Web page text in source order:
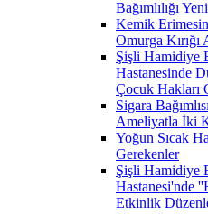
Bağımlılığı
Kemik
Omurga Kırığı
Şişli Hamidiye
Hastanesinde
Çocuk Hakları
Sigara
Ameliyatla İki
Yoğun Sıcak
Gerekenler
Şişli Hamidiye
Hastanesi'nde
Etkinlik